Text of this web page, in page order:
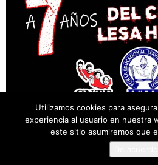
© Desarrollado por Cencos
Utilizamos cookies para
experiencia al usuario en nuestra
este sitio asumiremos que